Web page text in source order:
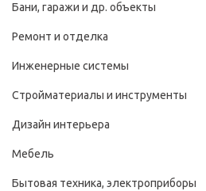
Бани, гаражи и др. объекты
Ремонт и отделка
Инженерные системы
Стройматериалы и инструменты
Дизайн интерьера
Мебель
Бытовая техника, электроприборы